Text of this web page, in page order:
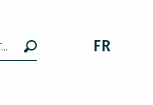
FR